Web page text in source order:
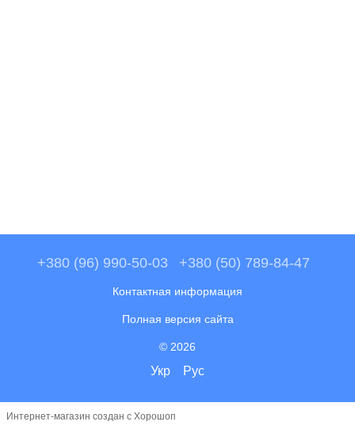
+380 (96) 990-50-03 +380 (50) 789-84-47
Контактная информация
Полная версия сайта
© 2026
Укр Рус
Интернет-магазин создан с Хорошоп